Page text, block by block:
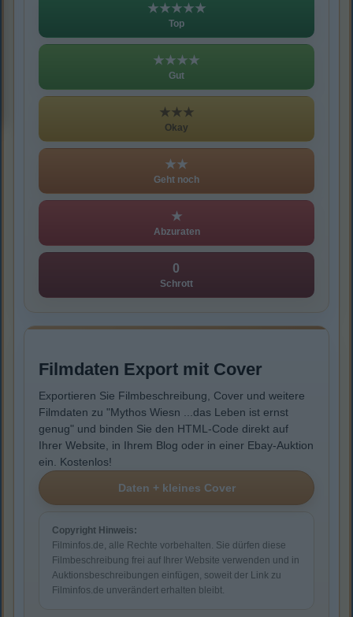
★★★★★
Top
★★★★
Gut
★★★
Okay
★★
Geht noch
★
Abzuraten
0
Schrott
Filmdaten Export mit Cover
Exportieren Sie Filmbeschreibung, Cover und weitere
Filmdaten zu "Mythos Wiesn ...das Leben ist ernst
genug" und binden Sie den HTML-Code direkt auf
Ihrer Website, in Ihrem Blog oder in einer Ebay-Auktion
ein. Kostenlos!
Copyright Hinweis:
Filminfos.de, alle Rechte vorbehalten. Sie dürfen diese
Filmbeschreibung frei auf Ihrer Website verwenden und in
Auktionsbeschreibungen einfügen, soweit der Link zu
Filminfos.de unverändert erhalten bleibt.